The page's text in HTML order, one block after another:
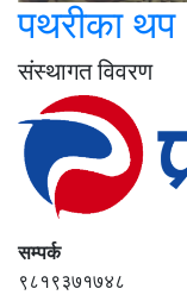
पथरीका
संस्थागत विवरण
सम्पर्क
९८१९३७१७४८